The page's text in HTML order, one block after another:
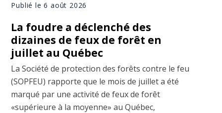
Publié le 6 août 2026
La foudre a déclenché des
dizaines de feux de forêt en
juillet au Québec
La Société de protection des forêts contre le feu
(SOPFEU) rapporte que le mois de juillet a été
marqué par une activité de feux de forêt
«supérieure à la moyenne» au Québec,